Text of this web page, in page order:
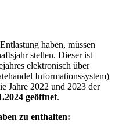
haben, müssen
stellen. Dieser ist
elektronisch über
Informationssystem)
Jahre 2022 und 2023 der
geöffnet.
zu enthalten: